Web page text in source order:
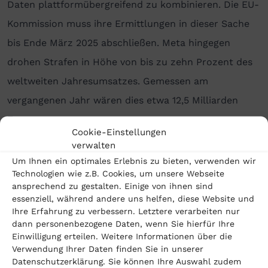
Cookie-Einstellungen
verwalten
Um Ihnen ein optimales Erlebnis zu bieten, verwenden wir
Technologien wie z.B. Cookies, um unsere Webseite
ansprechend zu gestalten. Einige von ihnen sind
essenziell, während andere uns helfen, diese Website und
Ihre Erfahrung zu verbessern. Letztere verarbeiten nur
dann personenbezogene Daten, wenn Sie hierfür Ihre
Einwilligung erteilen. Weitere Informationen über die
Verwendung Ihrer Daten finden Sie in unserer
Datenschutzerklärung. Sie können Ihre Auswahl zudem
Daten plattformübergreifend zu kombinieren. Die EU-
Kommission muss ihre Ermittlungen in dieser Sache
bis Ende März 2025 abschließen. Meta hingegen
drohen Strafen in Höhe von bis zu zehn Prozent des
weltweiten Jahresumsatzes. Gemessen am
vergangenen Jahr wären dies etwa 12,5 Milliarden
Euro.
Der US-Konzern steht schon seit geraumer Zeit
wegen diverser Datenschutzfragen unter
Beobachtung der europäischen Behörden. Im Mai
2023 hatte die EU Meta eine Strafe wegen
Datenschutzverstößen in Höhe von 1,2 Milliarden Euro
auferlegt. Dies war die bis dahin höchste verhängte
Geldbuße gegen einen amerikanischen Tech-Giganten.